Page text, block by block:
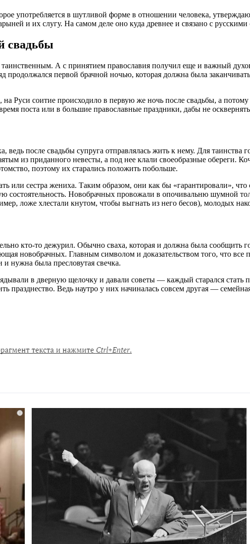
употребляется в шутливой форме в отношении человека,
и их слугу. На самом деле оно куда древнее и связано с
свадьбы
А с принятием православия получил еще и важный
первой брачной ночью, которая должна была
Руси соитие происходило в первую же ночь после свадьбы, а
поста или в большие православные праздники, дабы не
ведь после свадьбы супруга отправлялась жить к нему. Для
из приданного невесты, а под нее клали своеобразные обереги.
поэтому их старались положить побольше.
или сестра жениха. Таким образом, они как бы «гарантировали»,
состоятельность. Новобрачных провожали в опочивальню шумной
ложе хлестали кнутом, чтобы выгнать из него бесов), молодых
кто-то дежурил. Обычно сваха, которая и должна была сообщить
новобрачных. Главным символом и доказательством того, что
нужна была пресловутая свечка.
в дверную щелочку и давали советы — каждый старался стать
празднество. Ведь наутро у них начиналась совсем другая —
i